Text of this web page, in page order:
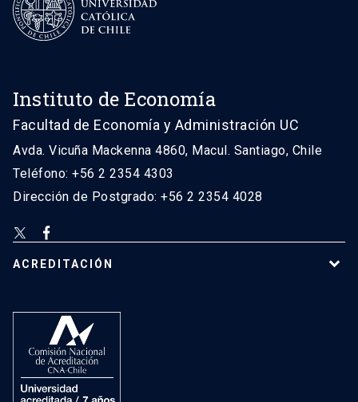
Instituto de Economía
Facultad de Economía y Administración UC
Avda. Vicuña Mackenna 4860, Macul. Santiago, Chile
Teléfono: +56 2 2354 4303
Dirección de Postgrado: +56 2 2354 4028
ACREDITACIÓN